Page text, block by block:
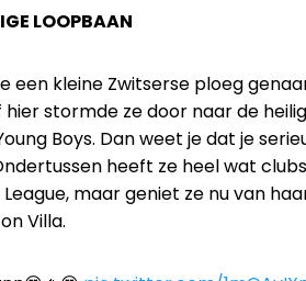
LOOPBAAN
een kleine Zwitserse ploeg
hier stormde ze door naar de
Boys. Dan weet je dat je
heeft ze heel wat
maar geniet ze nu van
Villa.